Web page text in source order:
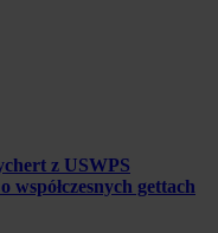
z USWPS
gettach